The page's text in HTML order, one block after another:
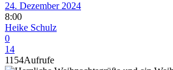
24. Dezember 2024
8:00
Heike Schulz
0
14
1154Aufrufe